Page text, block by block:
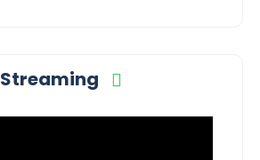
Streaming